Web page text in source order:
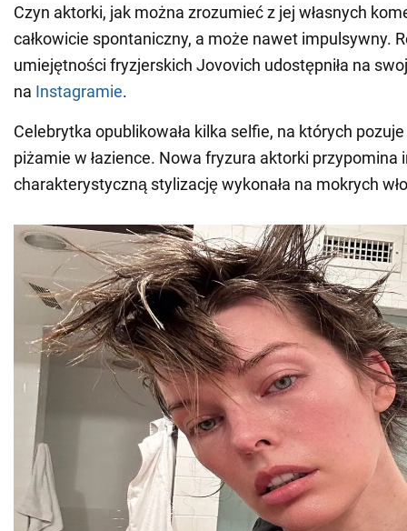
Czyn aktorki, jak można zrozumieć z jej własnych
całkowicie spontaniczny, a może nawet impulsywny.
umiejętności fryzjerskich Jovovich udostępniła na
na Instagramie.
Celebrytka opublikowała kilka selfie, na których
piżamie w łazience. Nowa fryzura aktorki przypomina
charakterystyczną stylizację wykonała na mokrych